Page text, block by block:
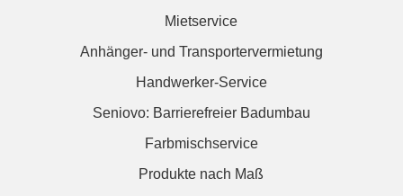
Mietservice
Anhänger- und Transportervermietung
Handwerker-Service
Seniovo: Barrierefreier Badumbau
Farbmischservice
Produkte nach Maß